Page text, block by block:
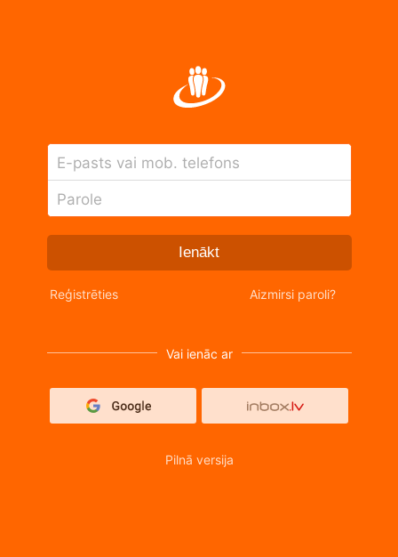
E-pasts vai mob. telefons
Parole
Ienākt
Reģistrēties Aizmirsi paroli?
Vai ienāc ar
Pilnā versija